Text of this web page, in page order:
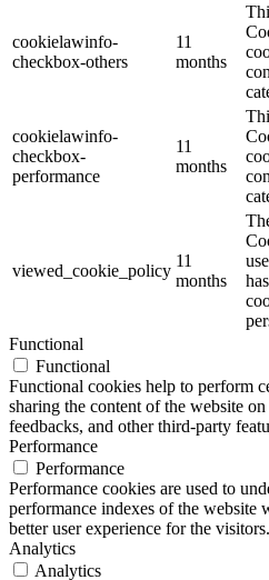
cookielawinfo-
checkbox-others
11
months
cookielawinfo-
checkbox-
performance
11
months
viewed_cookie_policy
11
months
Functional
Functional
Functional cookies help to perform
sharing the content of the website
feedbacks, and other third-party
Performance
Performance
Performance cookies are used to
performance indexes of the website
better user experience for the visitors.
Analytics
Analytics